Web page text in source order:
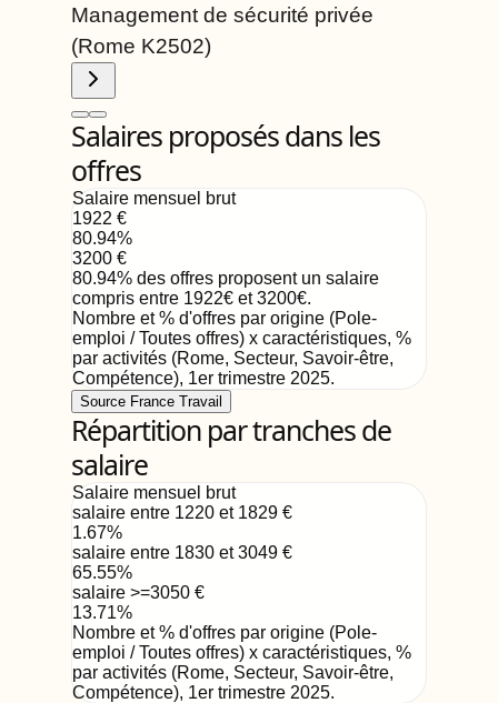
Management de sécurité privée
(Rome K2502)
Salaires proposés dans les
offres
Salaire mensuel brut
1922 €
80.94%
3200 €
80.94% des offres proposent un salaire
compris entre 1922€ et3200€.
Nombre et % d'offres par origine (Pole-
emploi / Toutes offres) x caractéristiques, %
par activités (Rome, Secteur, Savoir-être,
Compétence), 1er trimestre 2025.
Source France Travail
Répartition par tranches de
salaire
Salaire mensuel brut
salaire entre 1220 et 1829 €
1.67%
salaire entre 1830 et 3049 €
65.55%
salaire >=3050 €
13.71%
Nombre et % d'offres par origine (Pole-
emploi / Toutes offres) x caractéristiques, %
par activités (Rome, Secteur, Savoir-être,
Compétence), 1er trimestre 2025.